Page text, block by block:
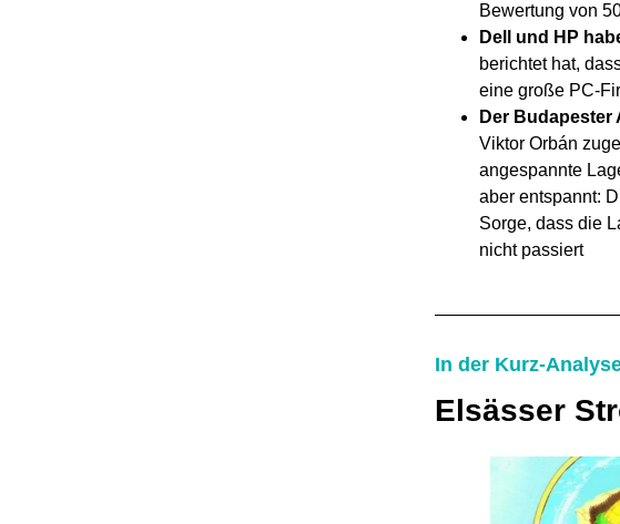
Bewertung von
Dell und HP
berichtet hat,
eine große PC-
Der Budapester
Viktor Orbán
angespannte
aber entspannt:
Sorge, dass die
nicht passiert
In der Kurz-
Elsässer